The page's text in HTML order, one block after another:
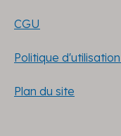
CGU
Politique
Plan du site